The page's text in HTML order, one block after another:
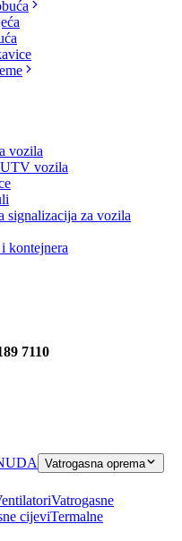
vozila
vozila
signalizacija za vozila
kontejnera
7110
Vatrogasna oprema
Vatrogasne
cijeviTermalne